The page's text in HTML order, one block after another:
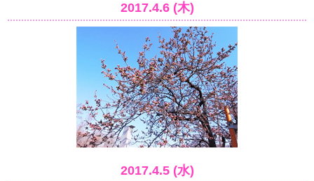
2017.4.6 (木)
2017.4.5 (水)